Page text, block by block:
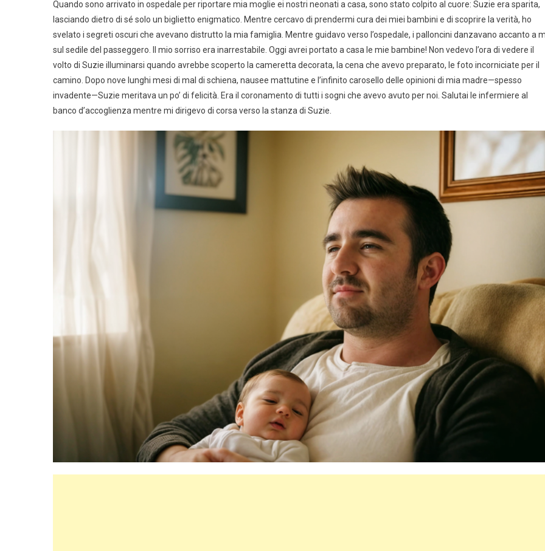
Quando sono arrivato in ospedale per riportare mia moglie ei nostri neonati a casa, sono stato colpito al cuore: Suzie era sparita,
lasciando dietro di sé solo un biglietto enigmatico. Mentre cercavo di prendermi cura dei miei bambini e di scoprire la verità, ho
svelato i segreti oscuri che avevano distrutto la mia famiglia. Mentre guidavo verso l’ospedale, i palloncini danzavano accanto a
sul sedile del passeggero. Il mio sorriso era inarrestabile. Oggi avrei portato a casa le mie bambine! Non vedevo l’ora di vedere il
volto di Suzie illuminarsi quando avrebbe scoperto la cameretta decorata, la cena che avevo preparato, le foto incorniciate per il
camino. Dopo nove lunghi mesi di mal di schiena, nausee mattutine e l’infinito carosello delle opinioni di mia madre—spesso
invadente—Suzie meritava un po’ di felicità. Era il coronamento di tutti i sogni che avevo avuto per noi. Salutai le infermiere al
banco d’accoglienza mentre mi dirigevo di corsa verso la stanza di Suzie.